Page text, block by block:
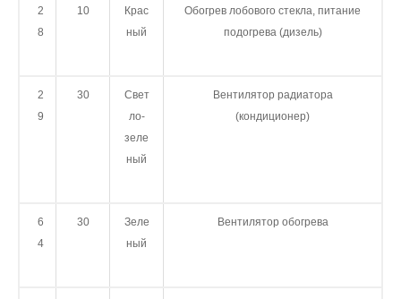
2
8
10
Крас
ный
Обогрев лобового стекла, питание
подогрева (дизель)
2
9
30
Свет
ло-
зеле
ный
Вентилятор радиатора
(кондиционер)
6
4
30
Зеле
ный
Вентилятор обогрева